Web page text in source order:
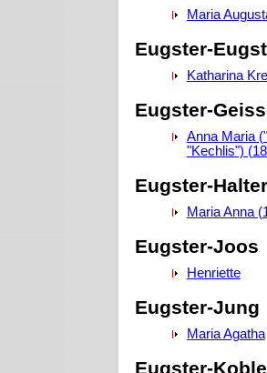
Maria
Eugster-
Katharina
Eugster-
Anna Maria
"Kechlis")
Eugster-
Maria Anna
Eugster-Joos
Henriette
Eugster-Jung
Maria Agatha
Eugster-